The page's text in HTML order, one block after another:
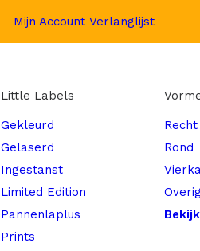
Mijn Account Verlanglijst
Little Labels
Gekleurd
Gelaserd
Ingestanst
Limited Edition
Pannenlaplus
Prints
Recht
Rond